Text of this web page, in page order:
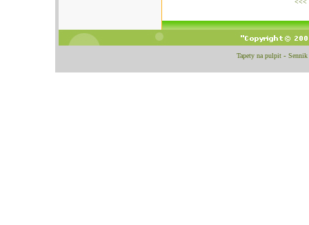
<<<
Tapety na pulpit -